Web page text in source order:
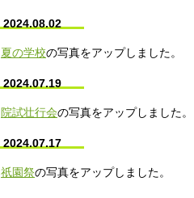
2024.08.02
夏の学校の写真をアップしました。
2024.07.19
院試壮行会の写真をアップしました。
2024.07.17
祇園祭の写真をアップしました。